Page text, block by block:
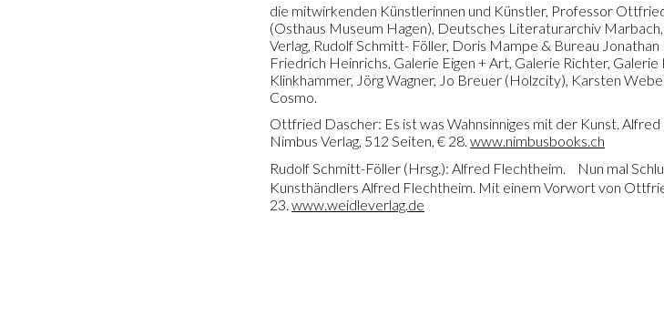
die mitwirkenden Künstlerinnen und Künstler, Professor
(Osthaus Museum Hagen), Deutsches Literaturarchiv
Verlag, Rudolf Schmitt- Föller, Doris Mampe & Bureau
Friedrich Heinrichs, Galerie Eigen + Art, Galerie Richter,
Klinkhammer, Jörg Wagner, Jo Breuer (Holzcity), Karsten
Cosmo.
Ottfried Dascher: Es ist was Wahnsinniges mit der Kunst.
Nimbus Verlag, 512 Seiten, € 28. www.nimbusbooks.ch
Rudolf Schmitt-Föller (Hrsg.): Alfred Flechtheim. Nun mal
Kunsthändlers Alfred Flechtheim. Mit einem Vorwort von
23. www.weidleverlag.de